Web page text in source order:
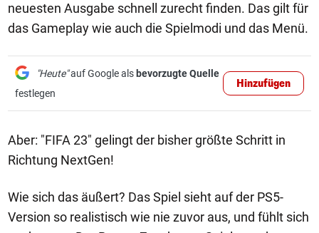
neuesten Ausgabe schnell zurecht finden. Das gilt für
das Gameplay wie auch die Spielmodi und das Menü.
"Heute"auf Google als bevorzugte Quelle
festlegen
Hinzufügen
Aber: "FIFA 23" gelingt der bisher größte Schritt in
Richtung NextGen!
Wie sich das äußert? Das Spiel sieht auf der PS5-
Version so realistisch wie nie zuvor aus, und fühlt sich